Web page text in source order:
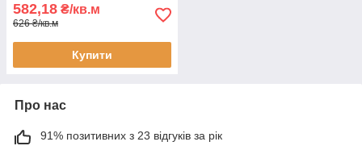
582,18 ₴/кв.м
626 ₴/кв.м
Купити
Про нас
91% позитивних з 23 відгуків за рік